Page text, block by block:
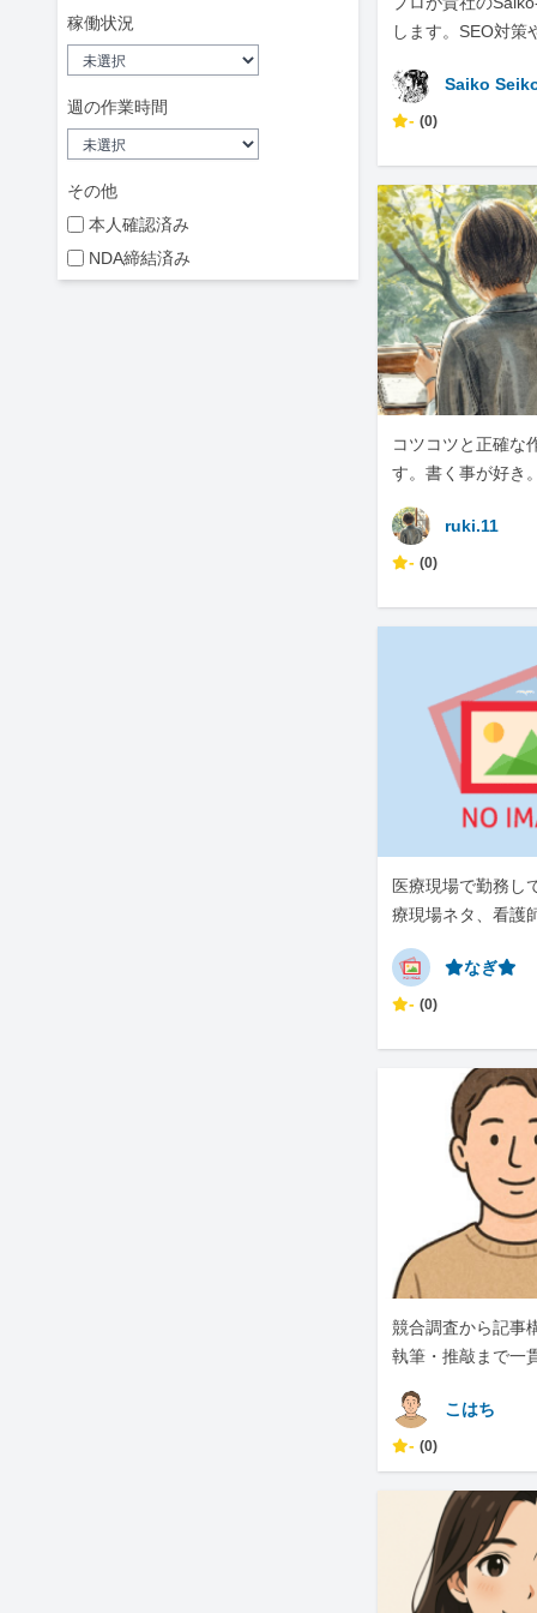
稼働状況
週の作業時間
その他
本人確認済み
NDA締結済み
します。SEO対策
い。
Saiko
- (0)
コツコツと正確な
す。書く事が好き
ruki.11
- (0)
医療現場で勤務し
療現場ネタ、看護
⭐︎なぎ⭐︎
- (0)
競合調査から記事
執筆・推敲まで一
こはち
- (0)